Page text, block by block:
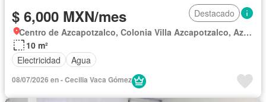
$ 6,000 MXN/mes
Destacado
Centro de Azcapotzalco, Colonia Villa Azcapotzalco, Azcapotzalco
10 m²
Electricidad
Agua
08/07/2026 en - Cecilia Vaca Gómez